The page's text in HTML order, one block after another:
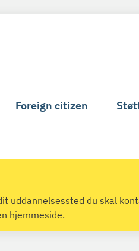
Foreign citizen
uddannelsessted du skal
hjemmeside.